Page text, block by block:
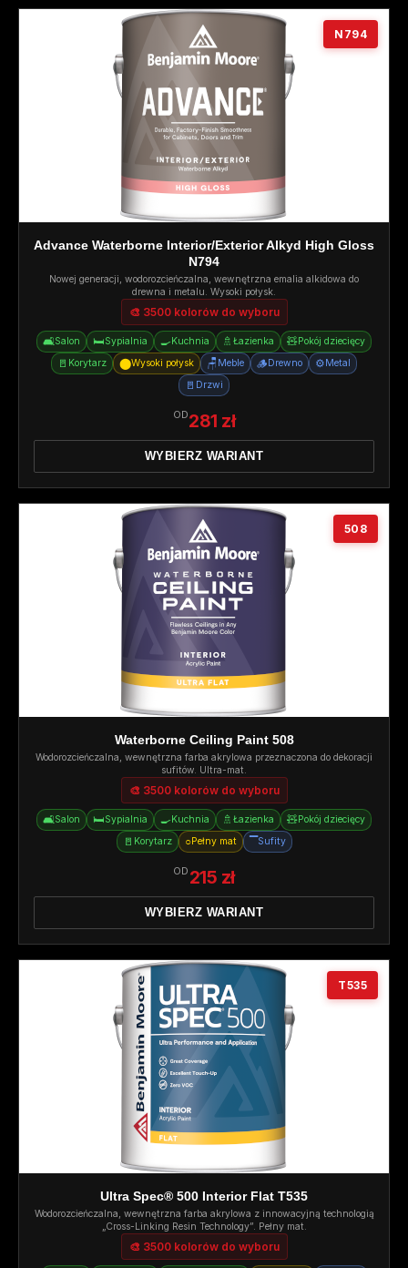
N794
Advance Waterborne Interior/Exterior Alkyd High Gloss
N794
Nowej generacji, wodorozcieńczalna, wewnętrzna emalia alkidowa do
drewna i metalu. Wysoki połysk.
🎨 3500 kolorów do wyboru
🛋️Salon 🛏️Sypialnia 🍳Kuchnia 🚿 Łazienka 🧸Pokój dziecięcy
🚪 Korytarz ⬤Wysoki połysk 🪑 Meble 🪵Drewno ⚙️Metal
🚪 Drzwi
OD281 zł
WYBIERZ WARIANT
508
Waterborne Ceiling Paint 508
Wodorozcieńczalna, wewnętrzna farba akrylowa przeznaczona do dekoracji
sufitów. Ultra-mat.
🎨 3500 kolorów do wyboru
🛋️Salon 🛏️Sypialnia 🍳Kuchnia 🚿 Łazienka 🧸Pokój dziecięcy
🚪 Korytarz ○Pełny mat ▔Sufity
OD 215 zł
WYBIERZ WARIANT
T535
Ultra Spec® 500 Interior Flat T535
Wodorozcieńczalna, wewnętrzna farba akrylowa z innowacyjną technologią
„Cross-Linking Resin Technology”. Pełny mat.
🎨 3500 kolorów do wyboru